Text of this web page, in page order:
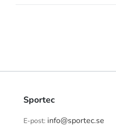
Sportec
E-post: info@sportec.se